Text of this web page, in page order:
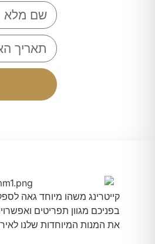
קייטרינג משהו מיוחד גאה
בפניכם מגוון תפריטים
את המנות המיוחדות שלנו